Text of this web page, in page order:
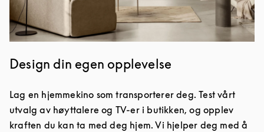
Design din egen opplevelse
Lag en hjemmekino som transporterer deg. Test vårt
utvalg av høyttalere og TV-er i butikken, og opplev
kraften du kan ta med deg hjem. Vi hjelper deg med å